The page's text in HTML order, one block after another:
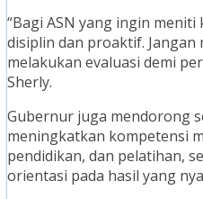
“Bagi ASN yang ingin
disiplin dan proaktif. Jangan
melakukan evaluasi demi
Sherly.
Gubernur juga mendorong
meningkatkan kompetensi
pendidikan, dan pelatihan,
orientasi pada hasil yang